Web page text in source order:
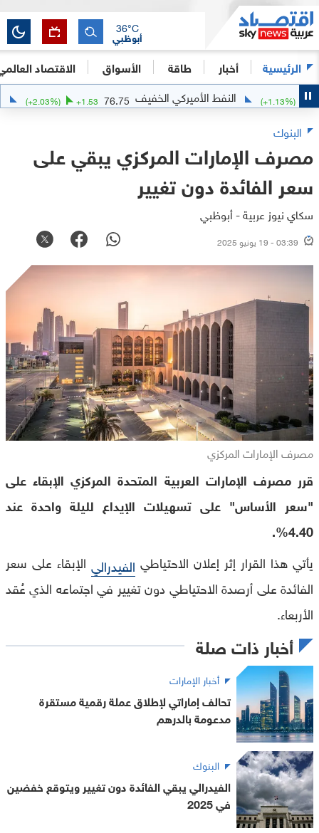
الرئيسية أخبار طاقة الأسواق الاقتصاد
أبوظبي
36°C
(+ 1.13 النفط الأميركي الخفيف 76.75
+1.53
(+ 2.03%)
الفضة
البنوك
مصرف الإمارات المركزي يبقي على
سعر الفائدة دون تغيير
سكاي نيوز عربية - أبوظبي
03:39 - 19 يونيو 2025
مصرف الإمارات المركزي
قرر مصرف الإمارات العربية المتحدة المركزي الإبقاء على
"سعر الأساس" على تسهيلات الإيداع لليلة واحدة عند
4.40%.
يأتي هذا القرار إثر إعلان الاحتياطي الفيدرالي الإبقاء على سعر
الفائدة على أرصدة الاحتياطي دون تغيير في اجتماعه الذي عُقد
الأربعاء.
أخبار ذات صلة
أخبار الإمارات
تحالف إماراتي لإطلاق عملة رقمية مستقرة
مدعومة بالدرهم
البنوك
الفيدرالي يبقي الفائدة دون تغيير ويتوقع خفضين
في 2025